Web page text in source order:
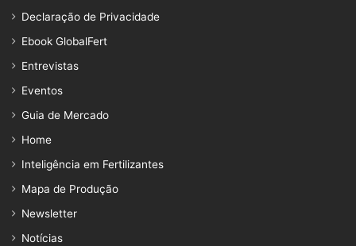
Declaração de Privacidade
Ebook GlobalFert
Entrevistas
Eventos
Guia de Mercado
Home
Inteligência em Fertilizantes
Mapa de Produção
Newsletter
Notícias